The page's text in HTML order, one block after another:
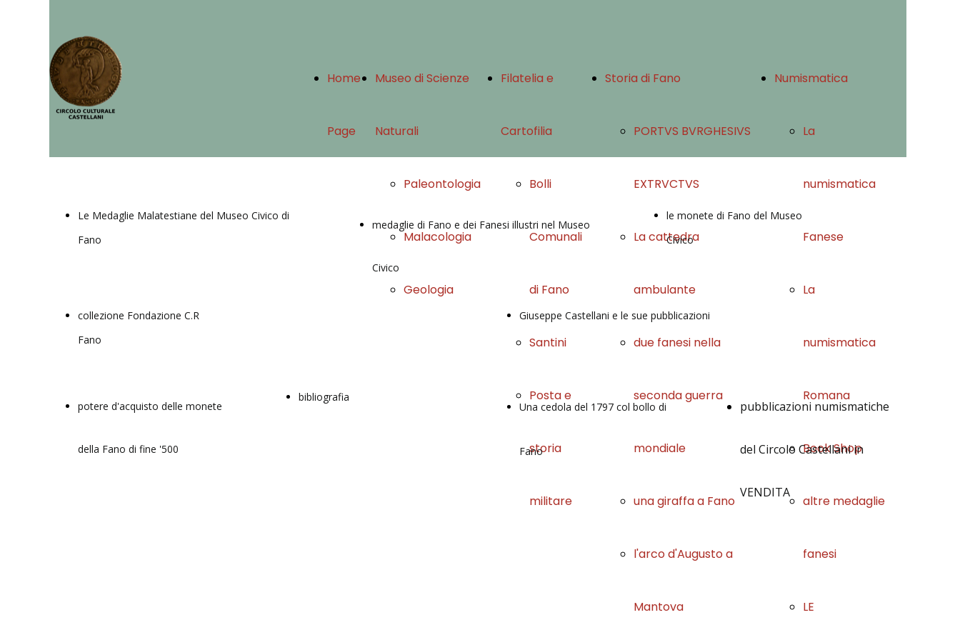
Home
Page
Museo di Scienze
Naturali
Paleontologia
Malacologia
Geologia
Filatelia e
Cartofilia
Bolli
Comunali
di Fano
Santini
Posta e
storia
militare
Storia di Fano
PORTVS BVRGHESIVS
EXTRVCTVS
La cattedra
ambulante
due fanesi nella
seconda guerra
mondiale
una giraffa a Fano
l'arco d'Augusto a
Mantova
Numismatica
La
numismatica
Fanese
La
numismatica
Romana
Book Shop
altre medaglie
fanesi
LE
Le Medaglie Malatestiane del Museo Civico di
Fano
medaglie di Fano e dei Fanesi illustri nel Museo
Civico
le monete di Fano del Museo
Civico
collezione Fondazione C.R
Fano
Giuseppe Castellani e le sue pubblicazioni
potere d'acquisto delle monete
della Fano di fine '500
bibliografia
Una cedola del 1797 col bollo di
Fano
pubblicazioni numismatiche
del Circolo Castellani in
VENDITA